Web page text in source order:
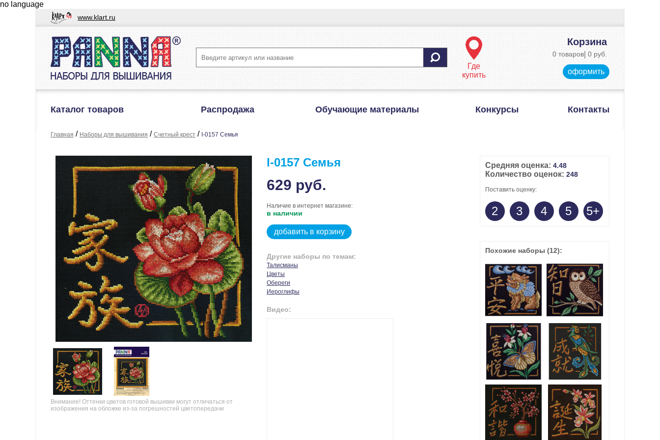
no language
www.klart.ru
Где
купить
Корзина
0 товаров 0 руб.
оформить
Каталог товаров Распродажа Обучающие материалы Конкурсы Контакты
Главная / Наборы для вышивания / Счетный крест / I-0157 Семья
Внимание! Оттенки цветов готовой вышивки могут отличаться от
изображения на обложке из-за погрешностей цветопередачи
I-0157 Семья
629 руб.
Наличие в интернет магазине:
в наличии
добавить в корзину
Другие наборы по темам:
Талисманы
Цветы
Обереги
Иероглифы
Видео:
Средняя оценка: 4.48
Количество оценок: 248
Поставить оценку:
2 3 4 5 5+
Похожие наборы (12):